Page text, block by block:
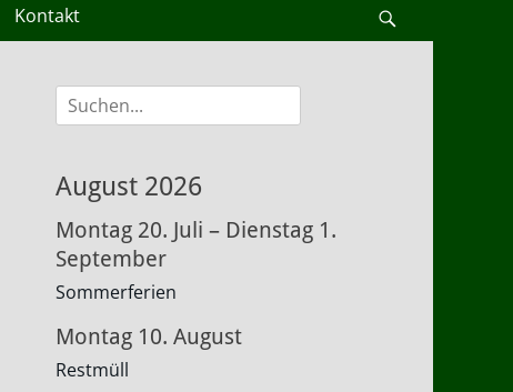
Kontakt
Suche
nach:
August 2026
Montag 20. Juli – Dienstag 1.
September
Sommerferien
Montag 10. August
Restmüll